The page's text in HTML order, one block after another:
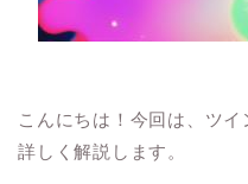
こんにちは！今回は、ツ
詳しく解説します。